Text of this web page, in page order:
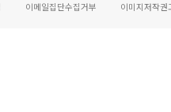
이메일집단수집거부 이미지저작권